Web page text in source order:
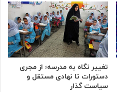
تغییر نگاه به مدرسه؛ از مجری
دستورات تا نهادی مستقل و
سیاست گذار